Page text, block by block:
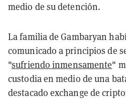
medio de su detención.
La familia de Gambaryan
comunicado a principios de
"sufriendo inmensamente"
custodia en medio de una
destacado exchange de